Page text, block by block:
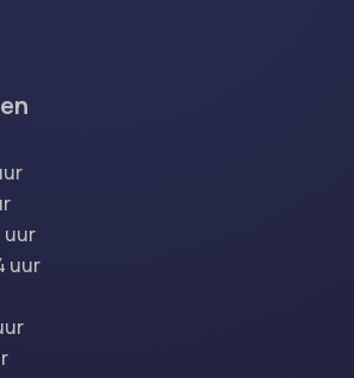
uur
uur